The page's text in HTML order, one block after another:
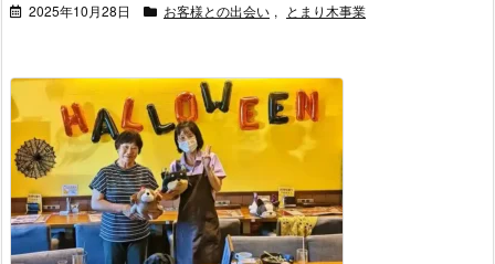
2025年10月28日 お客様との出会い , とまり木事業